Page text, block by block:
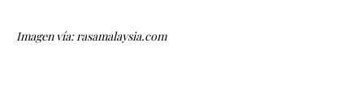
Imagen vía: rasamalaysia.com